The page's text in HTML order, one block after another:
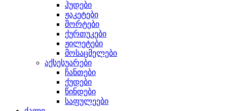
ჰუდები
ჟაკეტები
შორტები
ქურთუკები
ჟილეტები
მოსაცმელები
აქსესუარები
ჩანთები
ქუდები
წინდები
საფულეები